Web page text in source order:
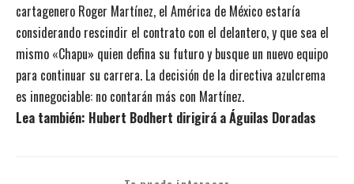
cartagenero Roger Martínez, el América de México estaría
considerando rescindir el contrato con el delantero, y que sea el
mismo «Chapu» quien defina su futuro y busque un nuevo equipo
para continuar su carrera. La decisión de la directiva azulcrema
es innegociable: no contarán más con Martínez.
Lea también: Hubert Bodhert dirigirá a Águilas Doradas